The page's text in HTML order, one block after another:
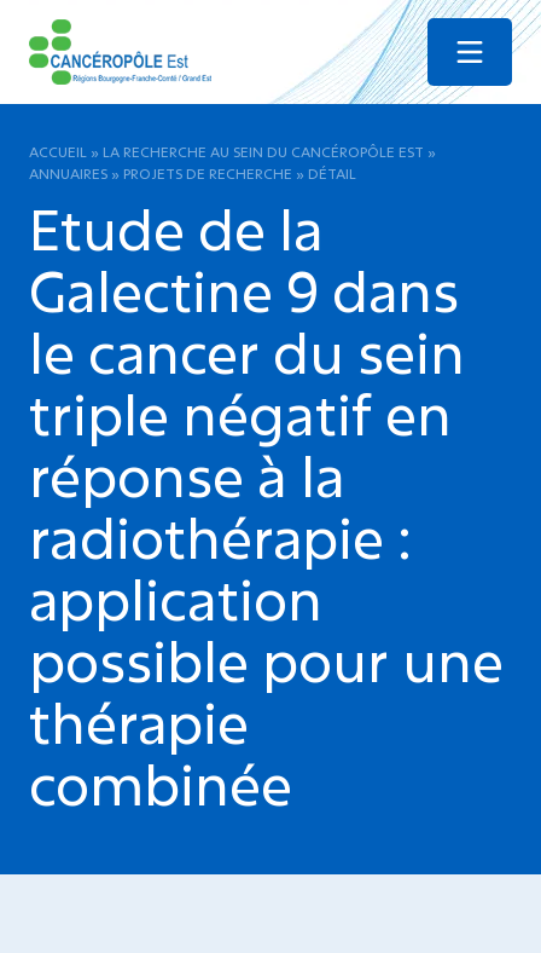
Menu
ACCUEIL » LA RECHERCHE AU SEIN DU CANCÉROPÔLE EST »
ANNUAIRES » PROJETS DE RECHERCHE » DÉTAIL
Etude de la
Galectine 9 dans
le cancer du sein
triple négatif en
réponse à la
radiothérapie :
application
possible pour une
thérapie
combinée